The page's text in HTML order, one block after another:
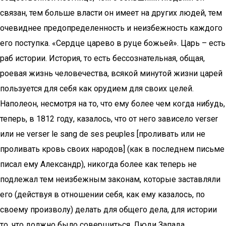
связан, тем больше власти он имеет на других людей, тем
очевиднее предопределенность и неизбежность каждого
его поступка. «Сердце царево в руце божьей». Царь – есть
раб истории. История, то есть бессознательная, общая,
роевая жизнь человечества, всякой минутой жизни царей
пользуется для себя как орудием для своих целей.
Наполеон, несмотря на то, что ему более чем когда нибудь,
теперь, в 1812 году, казалось, что от него зависело verser
или не verser le sang de ses peuples [проливать или не
проливать кровь своих народов] (как в последнем письме
писал ему Александр), никогда более как теперь не
подлежал тем неизбежным законам, которые заставляли
его (действуя в отношении себя, как ему казалось, по
своему произволу) делать для общего дела, для истории